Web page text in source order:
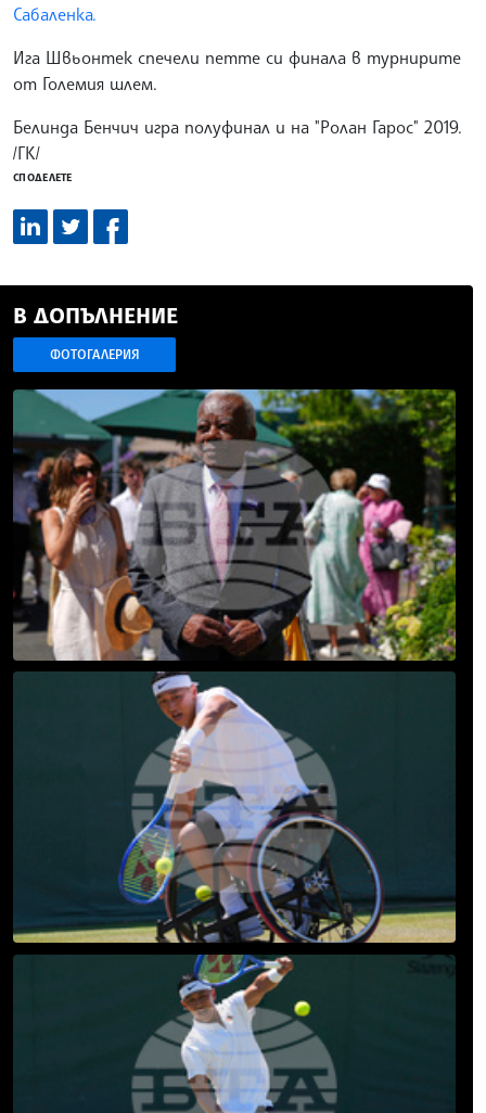
Сабаленка.
Ига Швьонтек спечели петте си финала в турнирите
от Големия шлем.
Белинда Бенчич игра полуфинал и на "Ролан Гарос" 2019.
/ГК/
СПОДЕЛЕТЕ
В ДОПЪЛНЕНИЕ
ФОТОГАЛЕРИЯ